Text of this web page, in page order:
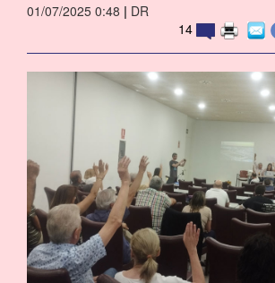
01/07/2025 0:48 | DR
14